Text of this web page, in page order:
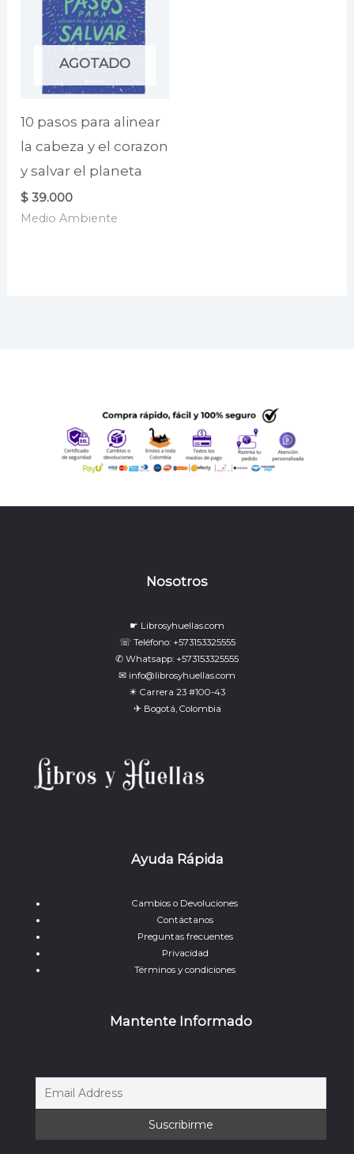
AGOTADO
10 pasos para alinear
la cabeza y el corazon
y salvar el planeta
$ 39.000
Medio Ambiente
Nosotros
☛ Librosyhuellas.com
☏ Teléfono: +573153325555
✆ Whatsapp: +573153325555
✉ info@librosyhuellas.com
☀ Carrera 23 #100-43
✈ Bogotá, Colombia
Ayuda Rápida
Cambios o Devoluciones
Contáctanos
Preguntas frecuentes
Privacidad
Términos y condiciones
Mantente Informado